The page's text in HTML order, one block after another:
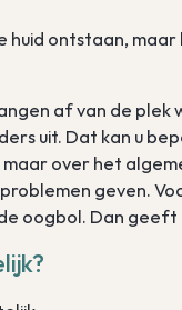
ontstaan,
af van de
uit. Dat kan u
over het
geven.
oogbol. Dan